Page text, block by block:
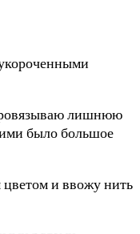
лишнюю
было большое
и ввожу нить